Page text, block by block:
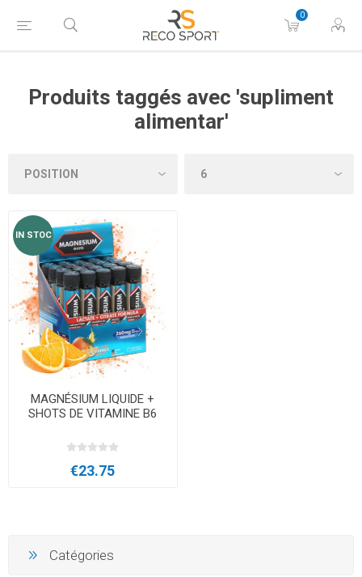
0
Produits taggés avec 'supliment
alimentar'
IN STOC
MAGNÉSIUM LIQUIDE +
SHOTS DE VITAMINE B6
€23.75
Catégories